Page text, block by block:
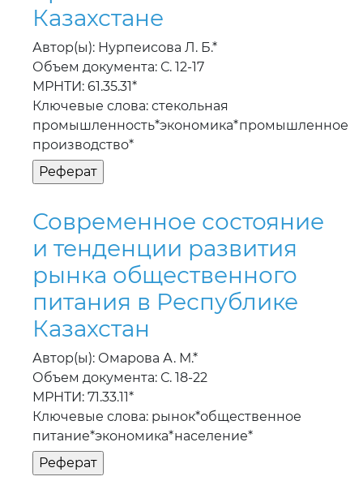
Казахстане
Автор(ы): Нурпеисова Л. Б.*
Объем документа: С. 12-17
МРНТИ: 61.35.31*
Ключевые слова: стекольная
промышленность*экономика*промышленное
производство*
Современное состояние
и тенденции развития
рынка общественного
питания в Республике
Казахстан
Автор(ы): Омарова А. М.*
Объем документа: С. 18-22
МРНТИ: 71.33.11*
Ключевые слова: рынок*общественное
питание*экономика*население*